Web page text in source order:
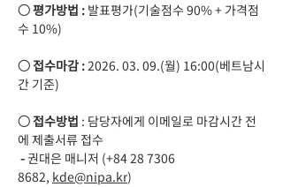
○ 평가방법 : 발표평가(기술점수 90% + 가격점
수 10%)
○ 접수마감 : 2026. 03. 09.(월) 16:00(베트남시
간 기준)
○ 접수방법 : 담당자에게 이메일로 마감시간 전
에 제출서류 접수
- 권대은 매니저 (+84 28 7306
8682, kde@nipa.kr)